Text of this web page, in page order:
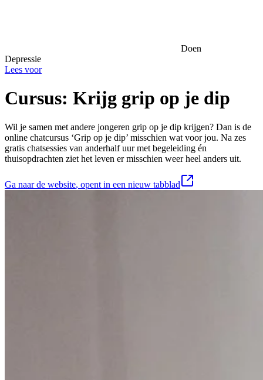
Doen
Depressie
Lees voor
Cursus: Krijg grip op je dip
Wil je samen met andere jongeren grip op je dip krijgen? Dan is de
online chatcursus ‘Grip op je dip’ misschien wat voor jou. Na zes
gratis chatsessies van anderhalf uur met begeleiding én
thuisopdrachten ziet het leven er misschien weer heel anders uit.
Ga naar de website, opent in een nieuw tabblad